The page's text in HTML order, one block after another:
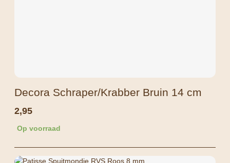
Decora Schraper/Krabber Bruin 14 cm
2,95
Op voorraad